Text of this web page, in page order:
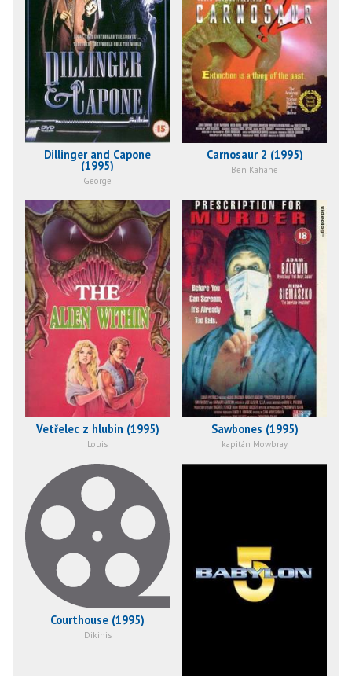
Dillinger and Capone
(1995)
George
Carnosaur 2 (1995)
Ben Kahane
Vetřelec z hlubin (1995)
Louis
Sawbones (1995)
kapitán Mowbray
Courthouse (1995)
Dikinis